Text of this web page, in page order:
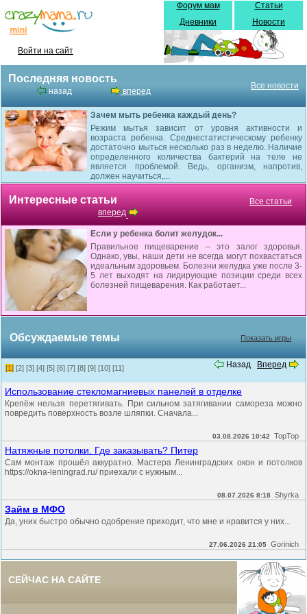
Войти на сайт
Форум мам
Дневники
Статьи
Новости
Последняя новость
назад вперед
Все новости
Зачем мыть ребенка каждый день?
Режим мытья зависит от уровня активности и
возраста ребенка. Среднестатистическому ребенку
достаточно мыться несколько раз в неделю. Наличие
определенного количества бактерий на теле не
является проблемой. Ведь, организм, напротив,
должен научиться,...
Интересные статьи
вперед
Все статьи
Если у ребенка болит желудок...
Правильное пищеварение – это залог здоровья.
Однако, увы, наши дети не всегда могут похвастаться
идеальным здоровьем. Болезни желудка уже после 3-
5 лет выходят на лидирующие позиции среди всех
болезней пищеварения. Как работает...
Обсуждаемые темы Показать игры
Назад Вперед
[1] [2] [3] [4] [5] [6] [7] [8] [9] [10] [11]
Использование стекломагниевых панелей в отделке
Крепёж нельзя перетягивать. При сильном затягивании самореза можно
повредить поверхность возле шляпки. Сначала...
03.08.2026 10:42 TopTop
Натяжные потолки. Где заказывать? Питер
Сам монтаж прошёл аккуратно. Мастера Ленинградских окон и потолков
https://okna-leningrad.ru/ приехали с нужным...
08.07.2026 8:18 Shyrka
Займ в МФО
Да, уних быстро обычно одобрение приходит, что мне и нравится у них...
27.06.2026 21:05 Gorinich
СЕЙЧАС НА САЙТЕ